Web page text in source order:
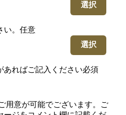
選択
。 任意
選択
あればご記入ください必須
用意が可能でございます。ご